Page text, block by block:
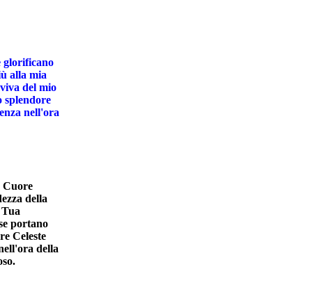
glorificano
alla mia
del mio
splendore
nell'ora
Cuore
della
portano
Celeste
della